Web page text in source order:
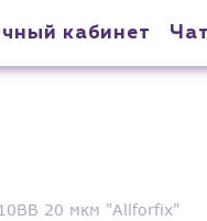
кабинет
20 мкм "Allforfix"